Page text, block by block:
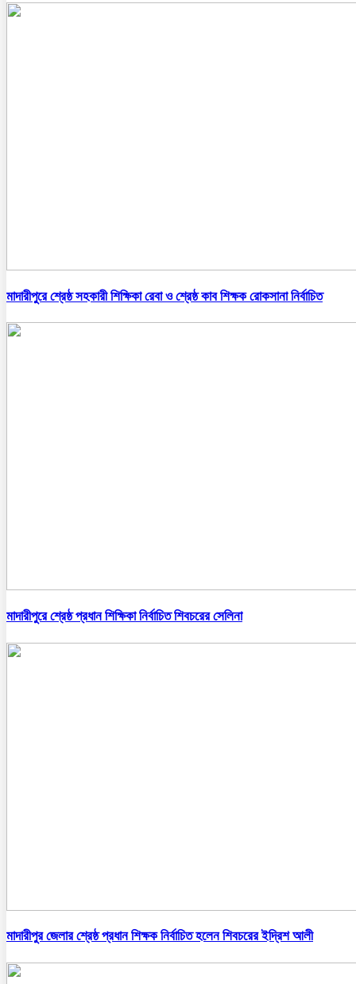
মাদারীপুরে শ্রেষ্ঠ সহকারী শিক্ষিকা রেবা ও শ্রেষ্ঠ কাব শিক্ষক রোকসানা নির্বাচিত
মাদারীপুরে শ্রেষ্ঠ প্রধান শিক্ষিকা নির্বাচিত শিবচরের সেলিনা
মাদারীপুর জেলার শ্রেষ্ঠ প্রধান শিক্ষক নির্বাচিত হলেন শিবচরের ইদ্রিশ আলী